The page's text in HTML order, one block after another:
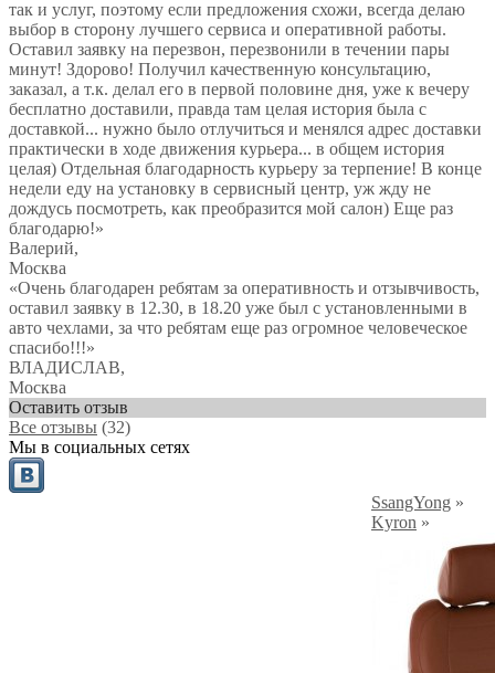
так и услуг, поэтому если предложения схожи, всегда делаю
выбор в сторону лучшего сервиса и оперативной работы.
Оставил заявку на перезвон, перезвонили в течении пары
минут! Здорово! Получил качественную консультацию,
заказал, а т.к. делал его в первой половине дня, уже к вечеру
бесплатно доставили, правда там целая история была с
доставкой... нужно было отлучиться и менялся адрес доставки
практически в ходе движения курьера... в общем история
целая) Отдельная благодарность курьеру за терпение! В конце
недели еду на установку в сервисный центр, уж жду не
дождусь посмотреть, как преобразится мой салон) Еще раз
благодарю!»
Валерий,
Москва
«Очень благодарен ребятам за оперативность и отзывчивость,
оставил заявку в 12.30, в 18.20 уже был с установленными в
авто чехлами, за что ребятам еще раз огромное человеческое
спасибо!!!»
ВЛАДИСЛАВ,
Москва
Оставить отзыв
Все отзывы (32)
Мы в социальных сетях
SsangYong »
Kyron »